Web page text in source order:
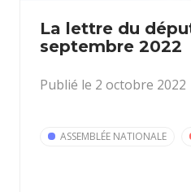
La lettre du
septembre 2022
Publié le 2 octobre 2022
ASSEMBLÉE NATIONALE